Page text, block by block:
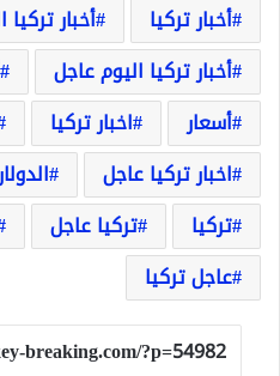
أخبار تركيا
أخبار تركيا
أخبار تركيا اليوم عاجل
أسعار
اخبار تركيا
اخبار تركيا عاجل
تركيا
تركيا عاجل
عاجل تركيا